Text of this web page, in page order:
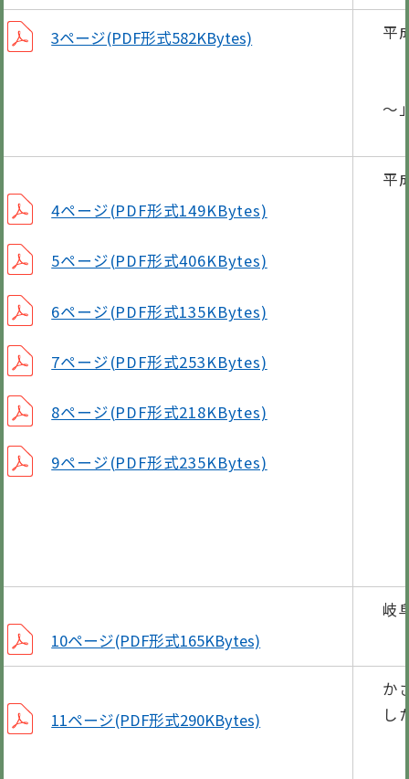
3ページ(PDF形式582KBytes)
平
～
4ページ(PDF形式149KBytes)
5ページ(PDF形式406KBytes)
6ページ(PDF形式135KBytes)
7ページ(PDF形式253KBytes)
8ページ(PDF形式218KBytes)
9ページ(PDF形式235KBytes)
平
10ページ(PDF形式165KBytes)
岐
11ページ(PDF形式290KBytes)
か
し